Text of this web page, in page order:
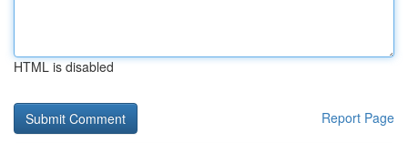
HTML is disabled
Report Page